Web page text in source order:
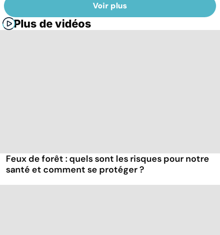
Voir plus
Plus de vidéos
Feux de forêt : quels sont les risques pour notre
santé et comment se protéger ?